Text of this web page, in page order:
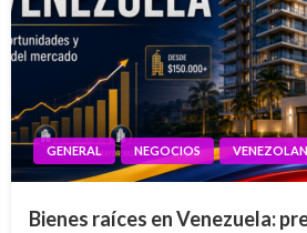
GENERAL NEGOCIOS
Bienes raíces en Venezuela: